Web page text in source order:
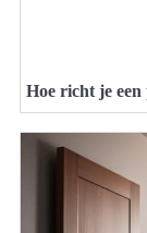
Hoe richt je